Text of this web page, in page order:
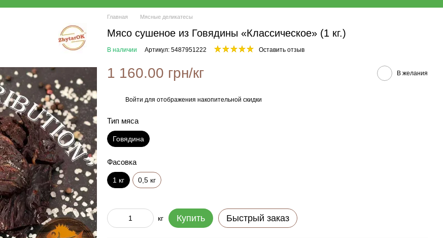
Главная Мясные деликатесы
Мясо сушеное из Говядины «Классическое» (1 кг.)
В наличии Артикул: 5487951222 Оставить отзыв
1 160.00 грн/кг В желания
Войти для отображения накопительной скидки
Тип мяса
Говядина
Фасовка
1 кг 0,5 кг
кг Купить Быстрый заказ